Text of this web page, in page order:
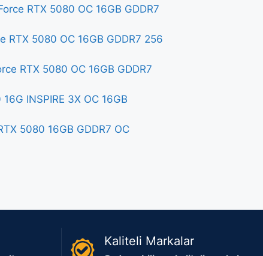
RTX 5080 OC 16GB GDDR7
RTX 5080 OC 16GB GDDR7 256
RTX 5080 OC 16GB GDDR7
INSPIRE 3X OC 16GB
5080 16GB GDDR7 OC
Kaliteli Markalar